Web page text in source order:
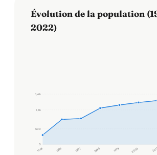
Évolution de la population
2022)
0
500
1,1 k
1,6 k
1968 1975 1982 1990 1999 2006 2011